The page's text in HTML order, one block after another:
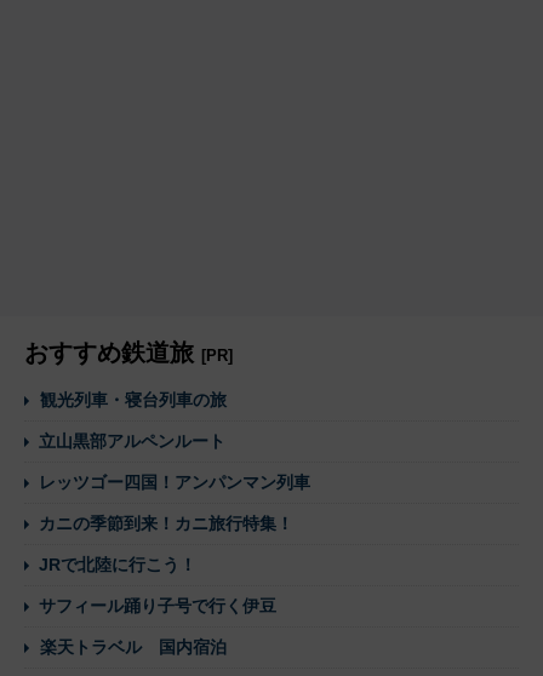
おすすめ鉄道旅 [PR]
観光列車・寝台列車の旅
立山黒部アルペンルート
レッツゴー四国！アンパンマン列車
カニの季節到来！カニ旅行特集！
JRで北陸に行こう！
サフィール踊り子号で行く伊豆
楽天トラベル 国内宿泊